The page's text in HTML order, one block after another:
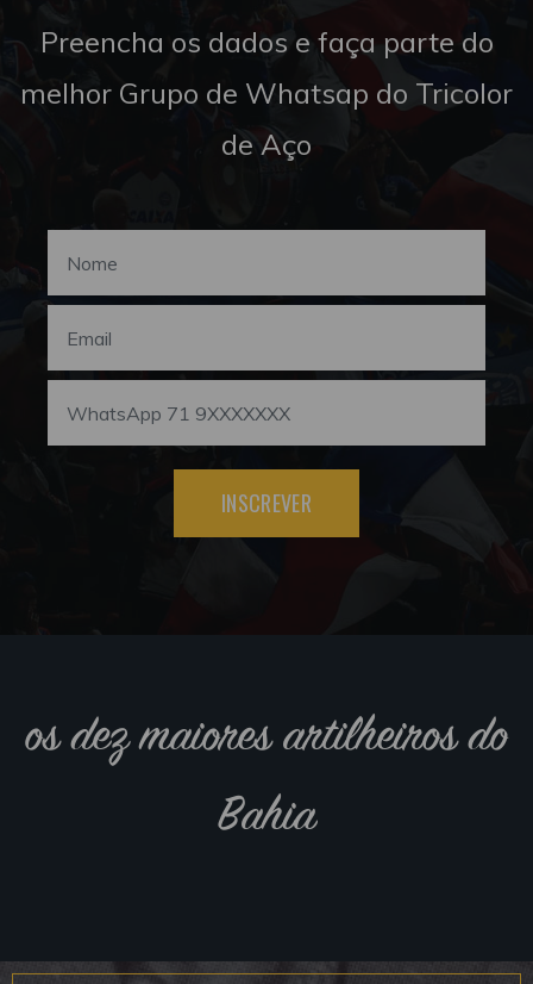
Preencha os dados e faça parte do
melhor Grupo de Whatsap do Tricolor
de Aço
INSCREVER
os dez maiores artilheiros do
Bahia